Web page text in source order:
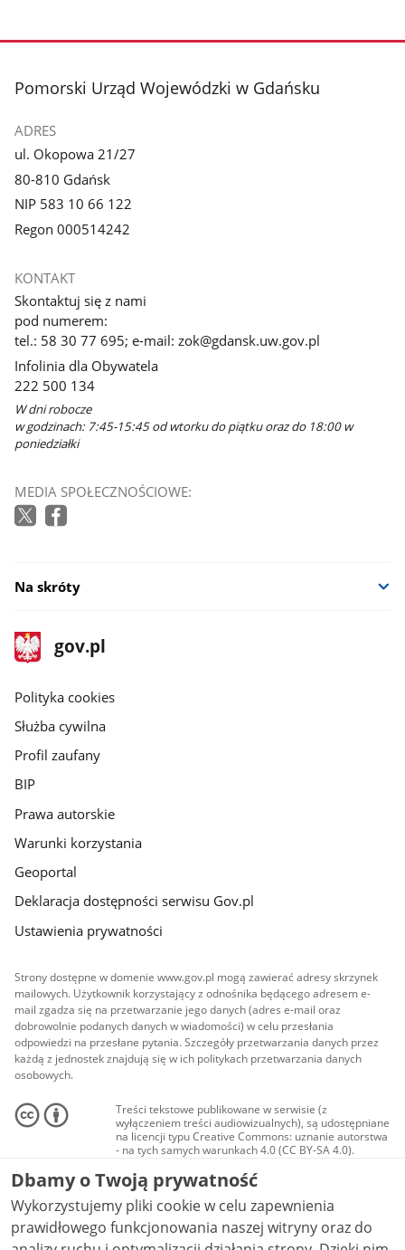
stopka
Pomorski Urząd Wojewódzki w Gdańsku
ADRES
ul. Okopowa 21/27
80-810 Gdańsk
NIP 583 10 66 122
Regon 000514242
KONTAKT
Skontaktuj się z nami
pod numerem:
tel.: 58 30 77 695; e-mail: zok@gdansk.uw.gov.pl
Infolinia dla Obywatela
222 500 134
W dni robocze
w godzinach: 7:45-15:45 od wtorku do piątku oraz do 18:00 w
poniedziałki
MEDIA SPOŁECZNOŚCIOWE:
Na skróty
stopka
gov.pl
Strona
gov.pl
gov.pl
Polityka cookies
Służba cywilna
Profil zaufany
BIP
Prawa autorskie
Warunki korzystania
Geoportal
Deklaracja dostępności serwisu Gov.pl
Ustawienia prywatności
Strony dostępne w domenie www.gov.pl mogą zawierać adresy skrzynek
mailowych. Użytkownik korzystający z odnośnika będącego adresem e-
mail zgadza się na przetwarzanie jego danych (adres e-mail oraz
dobrowolnie podanych danych w wiadomości) w celu przesłania
odpowiedzi na przesłane pytania. Szczegóły przetwarzania danych przez
każdą z jednostek znajdują się w ich politykach przetwarzania danych
osobowych.
Treści tekstowe publikowane w serwisie (z
wyłączeniem treści audiowizualnych), są udostępniane
na licencji typu Creative Commons: uznanie autorstwa
- na tych samych warunkach 4.0 (CC BY-SA 4.0).
Materiały audiowizualne, w tym zdjęcia, materiały
audio i wideo, są udostępniane na licencji typu
Creative Commons: uznanie autorstwa użycie
niekomercyjne - bez utworów zależnych 4.0 (CC BY-
NC-ND 4.0), o ile nie jest to stwierdzone inaczej.
Dbamy o Twoją prywatność
Wykorzystujemy pliki cookie w celu zapewnienia
prawidłowego funkcjonowania naszej witryny oraz do